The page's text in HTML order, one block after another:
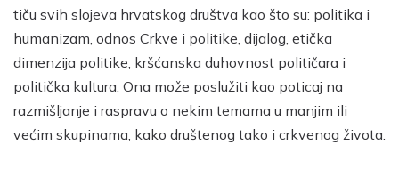
tiču svih slojeva hrvatskog društva kao što su: politika i
humanizam, odnos Crkve i politike, dijalog, etička
dimenzija politike, kršćanska duhovnost političara i
politička kultura. Ona može poslužiti kao poticaj na
razmišljanje i raspravu o nekim temama u manjim ili
većim skupinama, kako društenog tako i crkvenog života.